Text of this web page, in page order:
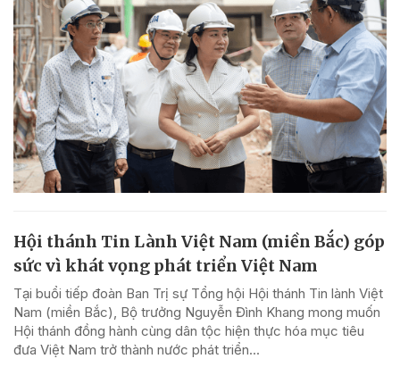
Hội thánh Tin Lành Việt Nam (miền Bắc) góp
sức vì khát vọng phát triển Việt Nam
Tại buổi tiếp đoàn Ban Trị sự Tổng hội Hội thánh Tin lành Việt
Nam (miền Bắc), Bộ trưởng Nguyễn Đình Khang mong muốn
Hội thánh đồng hành cùng dân tộc hiện thực hóa mục tiêu
đưa Việt Nam trở thành nước phát triển...